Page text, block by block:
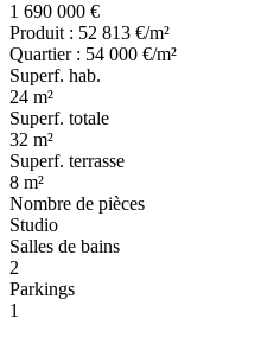
1 690 000 €
Produit : 52 813 €/m²
Quartier : 54 000 €/m²
Superf. hab.
24 m²
Superf. totale
32 m²
Superf. terrasse
8 m²
Nombre de pièces
Studio
Salles de bains
2
Parkings
1